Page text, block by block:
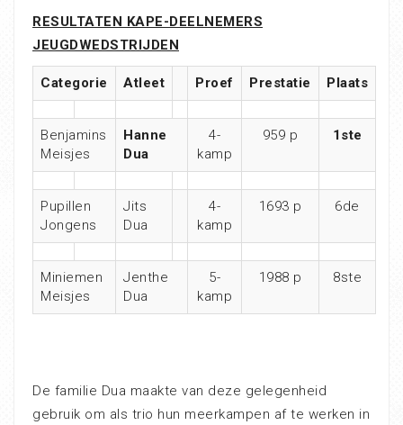
RESULTATEN KAPE-DEELNEMERS
JEUGDWEDSTRIJDEN
Categorie Atleet Proef Prestatie Plaats
Benjamins
Meisjes
Hanne
Dua
4-
kamp
959 p 1ste
Pupillen
Jongens
Jits
Dua
4-
kamp
1693 p 6de
Miniemen
Meisjes
Jenthe
Dua
5-
kamp
1988 p 8ste
De familie Dua maakte van deze gelegenheid
gebruik om als trio hun meerkampen af te werken in